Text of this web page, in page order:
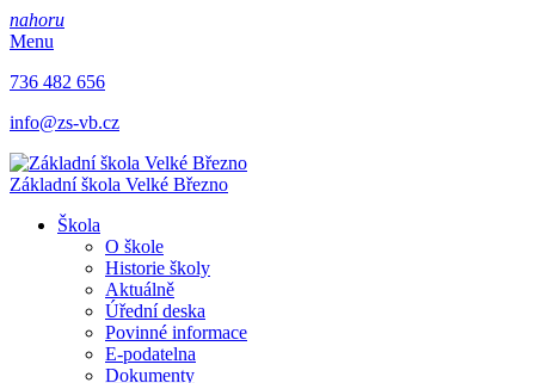
nahoru
Menu
736 482 656
info@zs-vb.cz
Základní škola Velké Březno
Škola
O škole
Historie školy
Aktuálně
Úřední deska
Povinné informace
E-podatelna
Dokumenty